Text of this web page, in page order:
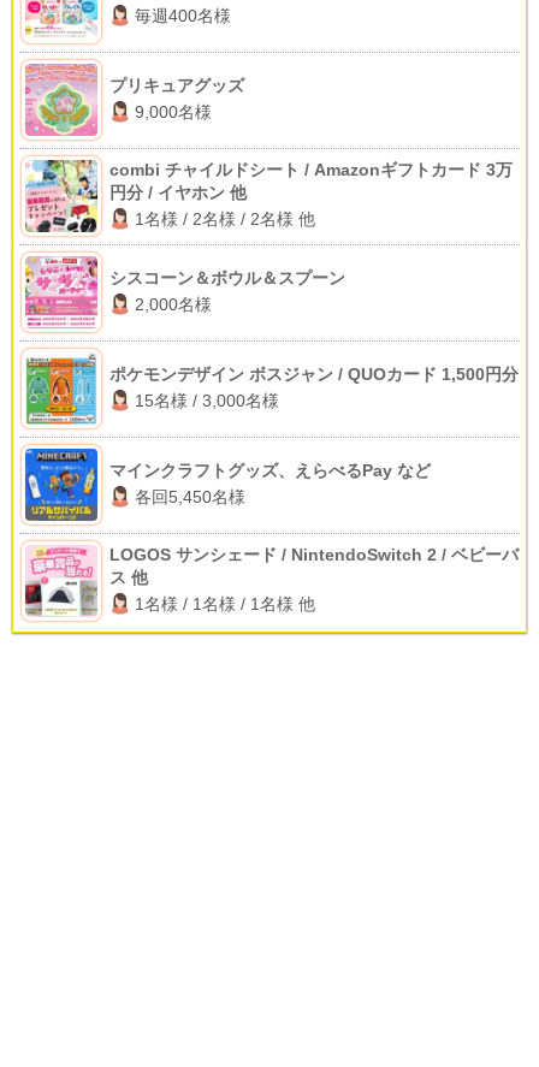
毎週400名様
プリキュアグッズ
9,000名様
combi チャイルドシート / Amazonギフトカード 3万
円分 / イヤホン 他
1名様 / 2名様 / 2名様 他
シスコーン＆ボウル＆スプーン
2,000名様
ポケモンデザイン ボスジャン / QUOカード 1,500円分
15名様 / 3,000名様
マインクラフトグッズ、えらべるPay など
各回5,450名様
LOGOS サンシェード / NintendoSwitch 2 / ベビーバ
ス 他
1名様 / 1名様 / 1名様 他